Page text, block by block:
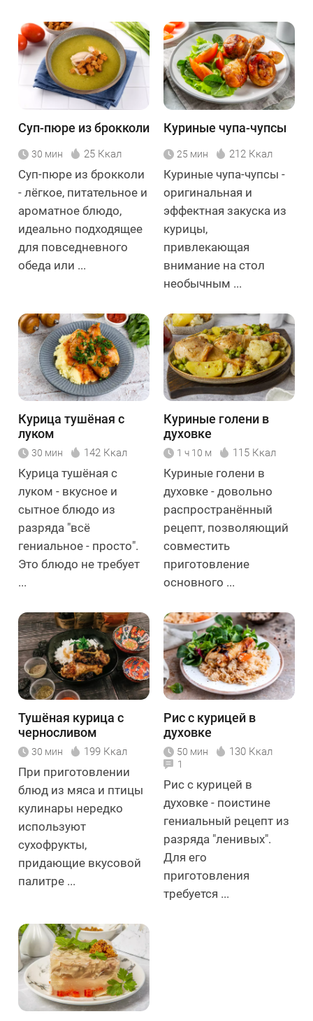
Суп-пюре из брокколи
30 мин 25 Ккал
Суп-пюре из брокколи
- лёгкое, питательное и
ароматное блюдо,
идеально подходящее
для повседневного
обеда или ...
Куриные чупа-чупсы
25 мин 212 Ккал
Куриные чупа-чупсы -
оригинальная и
эффектная закуска из
курицы,
привлекающая
внимание на стол
необычным ...
Курица тушёная с
луком
30 мин 142 Ккал
Курица тушёная с
луком - вкусное и
сытное блюдо из
разряда "всё
гениальное - просто".
Это блюдо не требует
...
Куриные голени в
духовке
1 ч 10 м 115 Ккал
Куриные голени в
духовке - довольно
распространённый
рецепт, позволяющий
совместить
приготовление
основного ...
Тушёная курица с
черносливом
30 мин 199 Ккал
При приготовлении
блюд из мяса и птицы
кулинары нередко
используют
сухофрукты,
придающие вкусовой
палитре ...
Рис с курицей в
духовке
50 мин 130 Ккал
1
Рис с курицей в
духовке - поистине
гениальный рецепт из
разряда "ленивых".
Для его
приготовления
требуется ...